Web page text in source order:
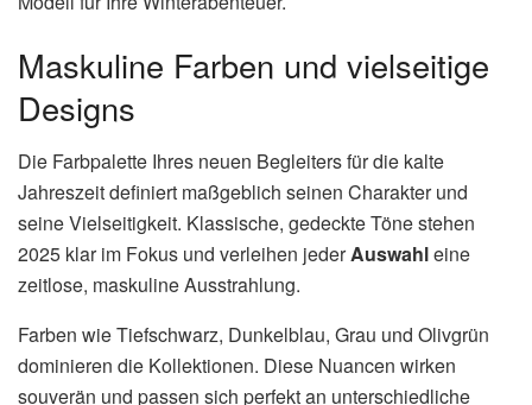
Maskuline Farben und vielseitige
Designs
Die Farbpalette Ihres neuen Begleiters für die kalte
Jahreszeit definiert maßgeblich seinen Charakter und
seine Vielseitigkeit. Klassische, gedeckte Töne stehen
2025 klar im Fokus und verleihen jederAuswahleine
zeitlose, maskuline Ausstrahlung.
Farben wie Tiefschwarz, Dunkelblau, Grau und Olivgrün
dominieren die Kollektionen. Diese Nuancen wirken
souverän und passen sich perfekt an unterschiedliche